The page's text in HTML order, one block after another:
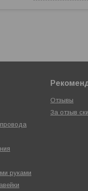
руками
Отзывы
За отзыв